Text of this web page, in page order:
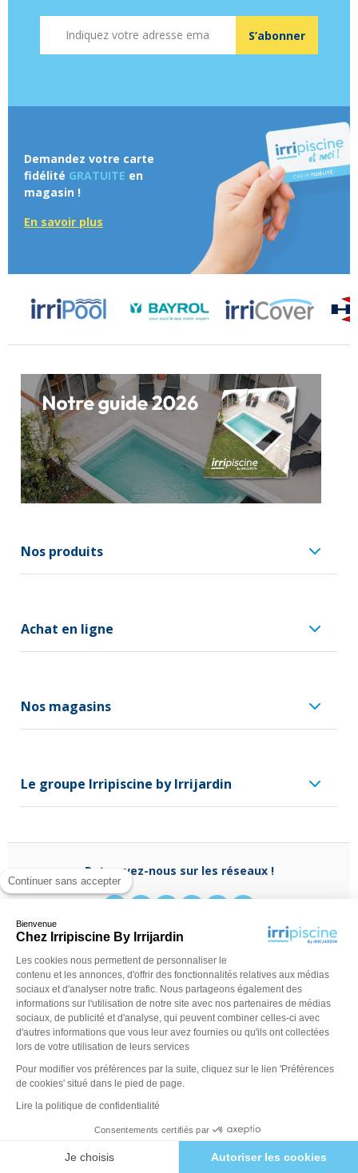
Continuer sans accepter
Bienvenue
Chez Irripiscine By Irrijardin
Les cookies nous permettent de personnaliser le
contenu et les annonces, d'offrir des fonctionnalités relatives aux médias
sociaux et d'analyser notre trafic. Nous partageons également des
informations sur l'utilisation de notre site avec nos partenaires de médias
sociaux, de publicité et d'analyse, qui peuvent combiner celles-ci avec
d'autres informations que vous leur avez fournies ou qu'ils ont collectées
lors de votre utilisation de leurs services
Pour modifier vos préférences par la suite, cliquez sur le lien 'Préférences
de cookies' situé dans le pied de page.
Lire la politique de confidentialité
Consentements certifiés par
Je choisis Autoriser les cookies
S’abonner
Demandez votre carte
fidélité GRATUITE en
magasin !
En savoir plus
Nos produits
Achat en ligne
Nos magasins
Le groupe Irripiscine by Irrijardin
Retrouvez-nous sur les réseaux !
Besoin d'aide ?
0970 818 918
(appel non surtaxé)
Du lundi au vendredi de9 h - 13 hà14 h - 18 h ou
contactez-nous vianotre formulaire
Conditions générales de ventes Mentions